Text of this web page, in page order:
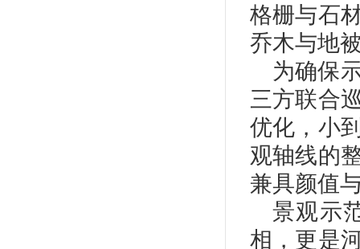
格栅与石
乔木与地
为确保
三方联合
优化，小
观轴线的
兼具颜值
景观示
相，更是